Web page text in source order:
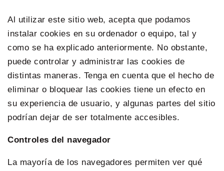
Al utilizar este sitio web, acepta que podamos
instalar cookies en su ordenador o equipo, tal y
como se ha explicado anteriormente. No obstante,
puede controlar y administrar las cookies de
distintas maneras. Tenga en cuenta que el hecho de
eliminar o bloquear las cookies tiene un efecto en
su experiencia de usuario, y algunas partes del sitio
podrían dejar de ser totalmente accesibles.
Controles del navegador
La mayoría de los navegadores permiten ver qué